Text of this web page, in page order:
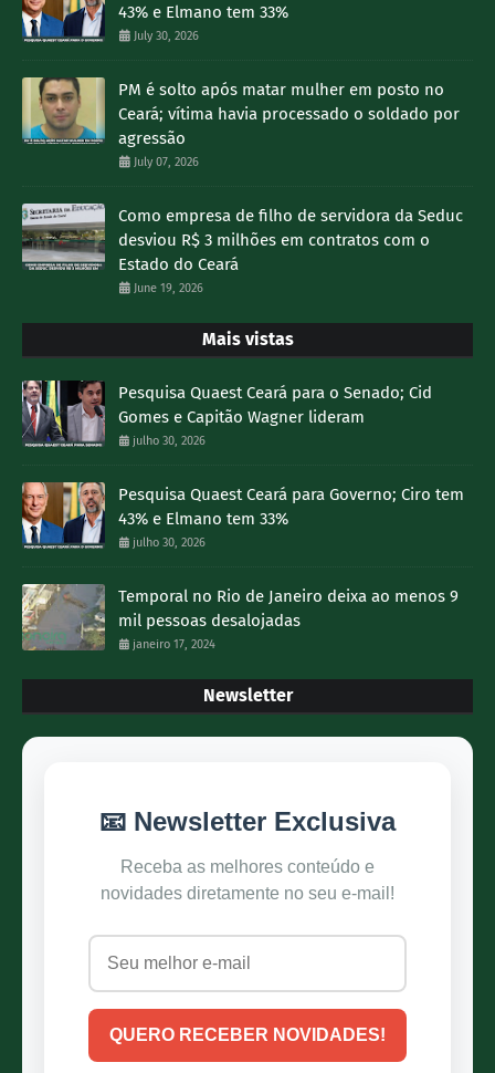
43% e Elmano tem 33%
July 30, 2026
PM é solto após matar mulher em posto no
Ceará; vítima havia processado o soldado por
agressão
July 07, 2026
Como empresa de filho de servidora da Seduc
desviou R$ 3 milhões em contratos com o
Estado do Ceará
June 19, 2026
Mais vistas
Pesquisa Quaest Ceará para o Senado; Cid
Gomes e Capitão Wagner lideram
julho 30, 2026
Pesquisa Quaest Ceará para Governo; Ciro tem
43% e Elmano tem 33%
julho 30, 2026
Temporal no Rio de Janeiro deixa ao menos 9
mil pessoas desalojadas
janeiro 17, 2024
Newsletter